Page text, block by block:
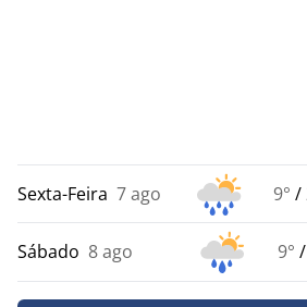
Sexta-Feira 7 ago 9° /
Sábado 8 ago 9° /